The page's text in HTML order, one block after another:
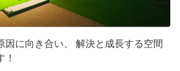
因に向き合い、 解決と成長する空間
！